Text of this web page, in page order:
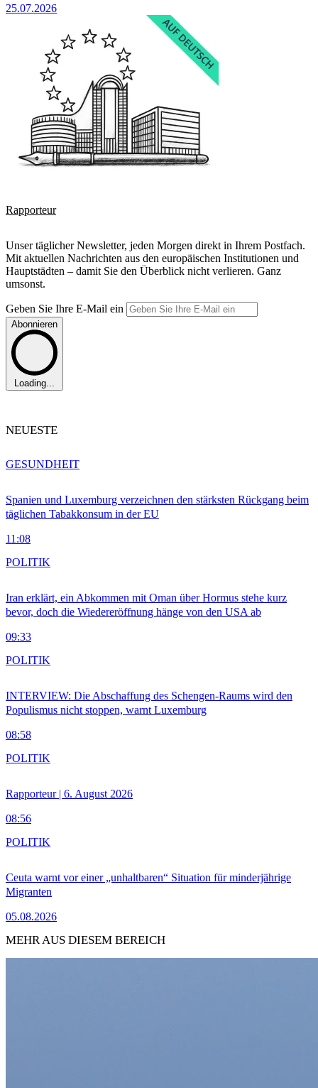
25.07.2026
Rapporteur
Unser täglicher Newsletter, jeden Morgen direkt in Ihrem Postfach.
Mit aktuellen Nachrichten aus den europäischen Institutionen und
Hauptstädten – damit Sie den Überblick nicht verlieren. Ganz
umsonst.
Geben Sie Ihre E-Mail ein
Abonnieren
Loading...
NEUESTE
Spanien und Luxemburg verzeichnen den stärksten Rückgang beim
täglichen Tabakkonsum in der EU
11:08
GESUNDHEIT
Iran erklärt, ein Abkommen mit Oman über Hormus stehe kurz
bevor, doch die Wiedereröffnung hänge von den USA ab
09:33
POLITIK
INTERVIEW: Die Abschaffung des Schengen-Raums wird den
Populismus nicht stoppen, warnt Luxemburg
08:58
POLITIK
Rapporteur | 6. August 2026
08:56
POLITIK
Ceuta warnt vor einer „unhaltbaren“ Situation für minderjährige
Migranten
05.08.2026
POLITIK
MEHR AUS DIESEM BEREICH